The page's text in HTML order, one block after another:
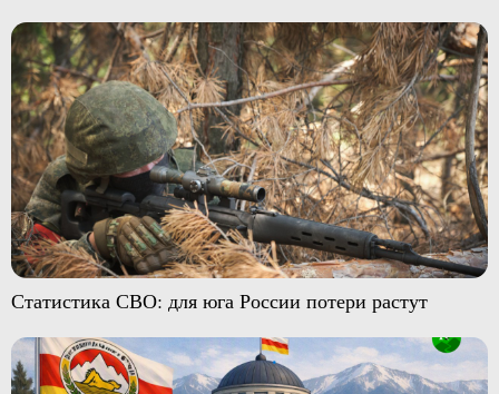
Статистика СВО: для юга России потери растут